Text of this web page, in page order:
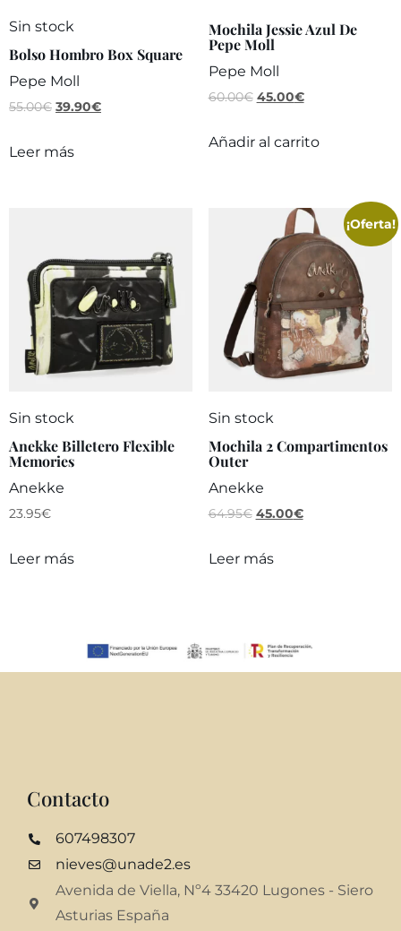
Sin stock
Bolso Hombro Box Square
Pepe Moll
55.00€ 39.90€
Leer más
Mochila Jessie Azul De
Pepe Moll
Pepe Moll
60.00€ 45.00€
Añadir al carrito
Sin stock
Anekke Billetero Flexible
Memories
Anekke
23.95€
Leer más
¡Oferta!
Sin stock
Mochila 2 Compartimentos
Outer
Anekke
64.95€ 45.00€
Leer más
Contacto
607498307
nieves@unade2.es
Avenida de Viella, Nº4 33420 Lugones - Siero
Asturias España